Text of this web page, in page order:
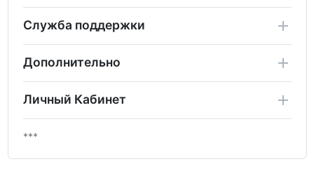
Служба поддержки
Дополнительно
Личный Кабинет
***